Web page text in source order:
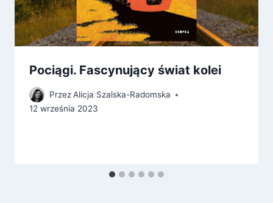
Pociągi. Fascynujący świat kolei
PrzezAlicja Szalska-Radomska
12 września 2023